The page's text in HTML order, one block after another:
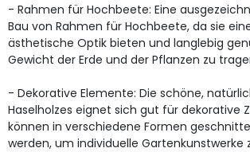
- Rahmen für Hochbeete: Eine
Bau von Rahmen für Hochbeete, da sie
ästhetische Optik bieten und langlebig
Gewicht der Erde und der Pflanzen zu
- Dekorative Elemente: Die schöne,
Haselholzes eignet sich gut für dekorative
können in verschiedene Formen
werden, um individuelle Gartenkunstwerke